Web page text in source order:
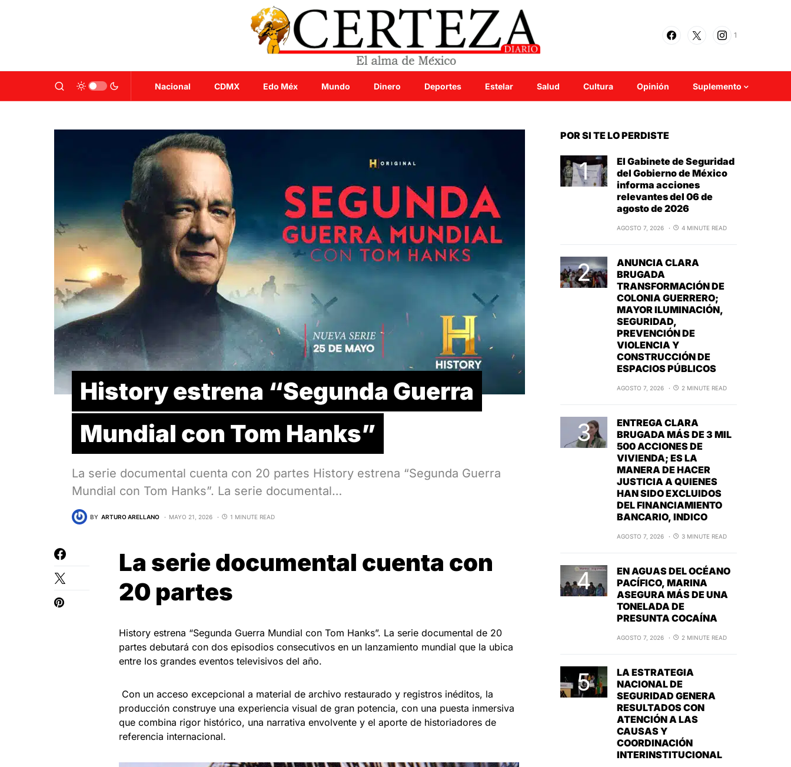
1
Nacional CDMX Edo Méx Mundo Dinero Deportes Estelar Salud Cultura Opinión Suplemento
History estrena “Segunda Guerra
Mundial con Tom Hanks”
La serie documental cuenta con 20 partes History estrena “Segunda Guerra
Mundial con Tom Hanks”. La serie documental…
BY ARTURO ARELLANO MAYO 21, 2026 1 MINUTE READ
La serie documental cuenta con
20 partes
History estrena “Segunda Guerra Mundial con Tom Hanks”. La serie documental de 20
partes debutará con dos episodios consecutivos en un lanzamiento mundial que la ubica
entre los grandes eventos televisivos del año.
Con un acceso excepcional a material de archivo restaurado y registros inéditos, la
producción construye una experiencia visual de gran potencia, con una puesta inmersiva
que combina rigor histórico, una narrativa envolvente y el aporte de historiadores de
referencia internacional.
POR SI TE LO PERDISTE
El Gabinete de Seguridad
del Gobierno de México
informa acciones
relevantes del 06 de
agosto de 2026
AGOSTO 7, 2026 4 MINUTE READ
ANUNCIA CLARA
BRUGADA
TRANSFORMACIÓN DE
COLONIA GUERRERO;
MAYOR ILUMINACIÓN,
SEGURIDAD,
PREVENCIÓN DE
VIOLENCIA Y
CONSTRUCCIÓN DE
ESPACIOS PÚBLICOS
AGOSTO 7, 2026 2 MINUTE READ
ENTREGA CLARA
BRUGADA MÁS DE 3 MIL
500 ACCIONES DE
VIVIENDA; ES LA
MANERA DE HACER
JUSTICIA A QUIENES
HAN SIDO EXCLUIDOS
DEL FINANCIAMIENTO
BANCARIO, INDICO
AGOSTO 7, 2026 3 MINUTE READ
EN AGUAS DEL OCÉANO
PACÍFICO, MARINA
ASEGURA MÁS DE UNA
TONELADA DE
PRESUNTA COCAÍNA
AGOSTO 7, 2026 2 MINUTE READ
LA ESTRATEGIA
NACIONAL DE
SEGURIDAD GENERA
RESULTADOS CON
ATENCIÓN A LAS
CAUSAS Y
COORDINACIÓN
INTERINSTITUCIONAL